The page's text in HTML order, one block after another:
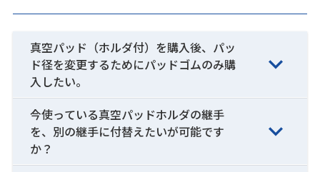
真空パッド（ホルダ付）を購入後、パッ
ド径を変更するためにパッドゴムのみ購
入したい。
今使っている真空パッドホルダの継手
を、別の継手に付替えたいが可能です
か？